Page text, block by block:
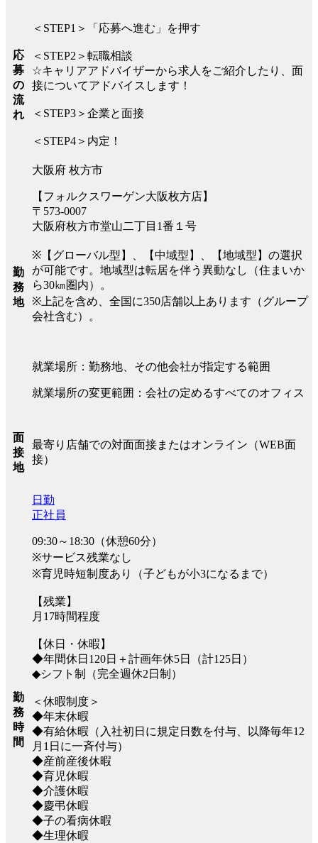
応
募
の
流
れ
＜STEP1＞「応募へ進む」を押す
＜STEP2＞転職相談
☆キャリアアドバイザーから求人をご紹介したり、面
接についてアドバイスします！
＜STEP3＞企業と面接
＜STEP4＞内定！
勤
務
地
大阪府 枚方市
【フォルクスワーゲン大阪枚方店】
〒573-0007
大阪府枚方市堂山二丁目1番１号
※【グローバル型】、【中域型】、【地域型】の選択
が可能です。地域型は転居を伴う異動なし（住まいか
ら30㎞圏内）。
※上記を含め、全国に350店舗以上あります（グループ
会社含む）。
就業場所：勤務地、その他会社が指定する範囲
就業場所の変更範囲：会社の定めるすべてのオフィス
面
接
地
最寄り店舗での対面面接またはオンライン（WEB面
接）
勤
務
時
間
日勤
正社員
09:30～18:30（休憩60分）
※サービス残業なし
※育児時短制度あり（子どもが小3になるまで）
【残業】
月17時間程度
【休日・休暇】
◆年間休日120日＋計画年休5日（計125日）
◆シフト制（完全週休2日制）
＜休暇制度＞
◆年末休暇
◆有給休暇（入社初日に規定日数を付与、以降毎年12
月1日に一斉付与）
◆産前産後休暇
◆育児休暇
◆介護休暇
◆慶弔休暇
◆子の看病休暇
◆生理休暇